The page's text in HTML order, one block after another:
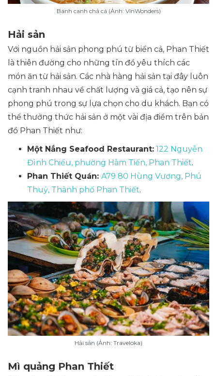
Bánh canh chả cá (Ảnh: VinWonders)
Hải sản
Với nguồn hải sản phong phú từ biển cả, Phan Thiết
là thiên đường cho những tín đồ yêu thích các
món ăn từ hải sản. Các nhà hàng hải sản tại đây luôn
cạnh tranh nhau về chất lượng và giá cả, tạo nên sự
phong phú trong sự lựa chọn cho du khách. Bạn có
thể thưởng thức hải sản ở một vài địa điểm trên bản
đồ Phan Thiết như:
Một Nắng Seafood Restaurant: 122 Nguyễn
Đình Chiểu, phường Hàm Tiến, Phan Thiết.
Phan Thiết Quán: A79 80 Hùng Vương, Phú
Thuỷ, Thành phố Phan Thiết.
Hải sản (Ảnh: Traveloka)
Mì quảng Phan Thiết